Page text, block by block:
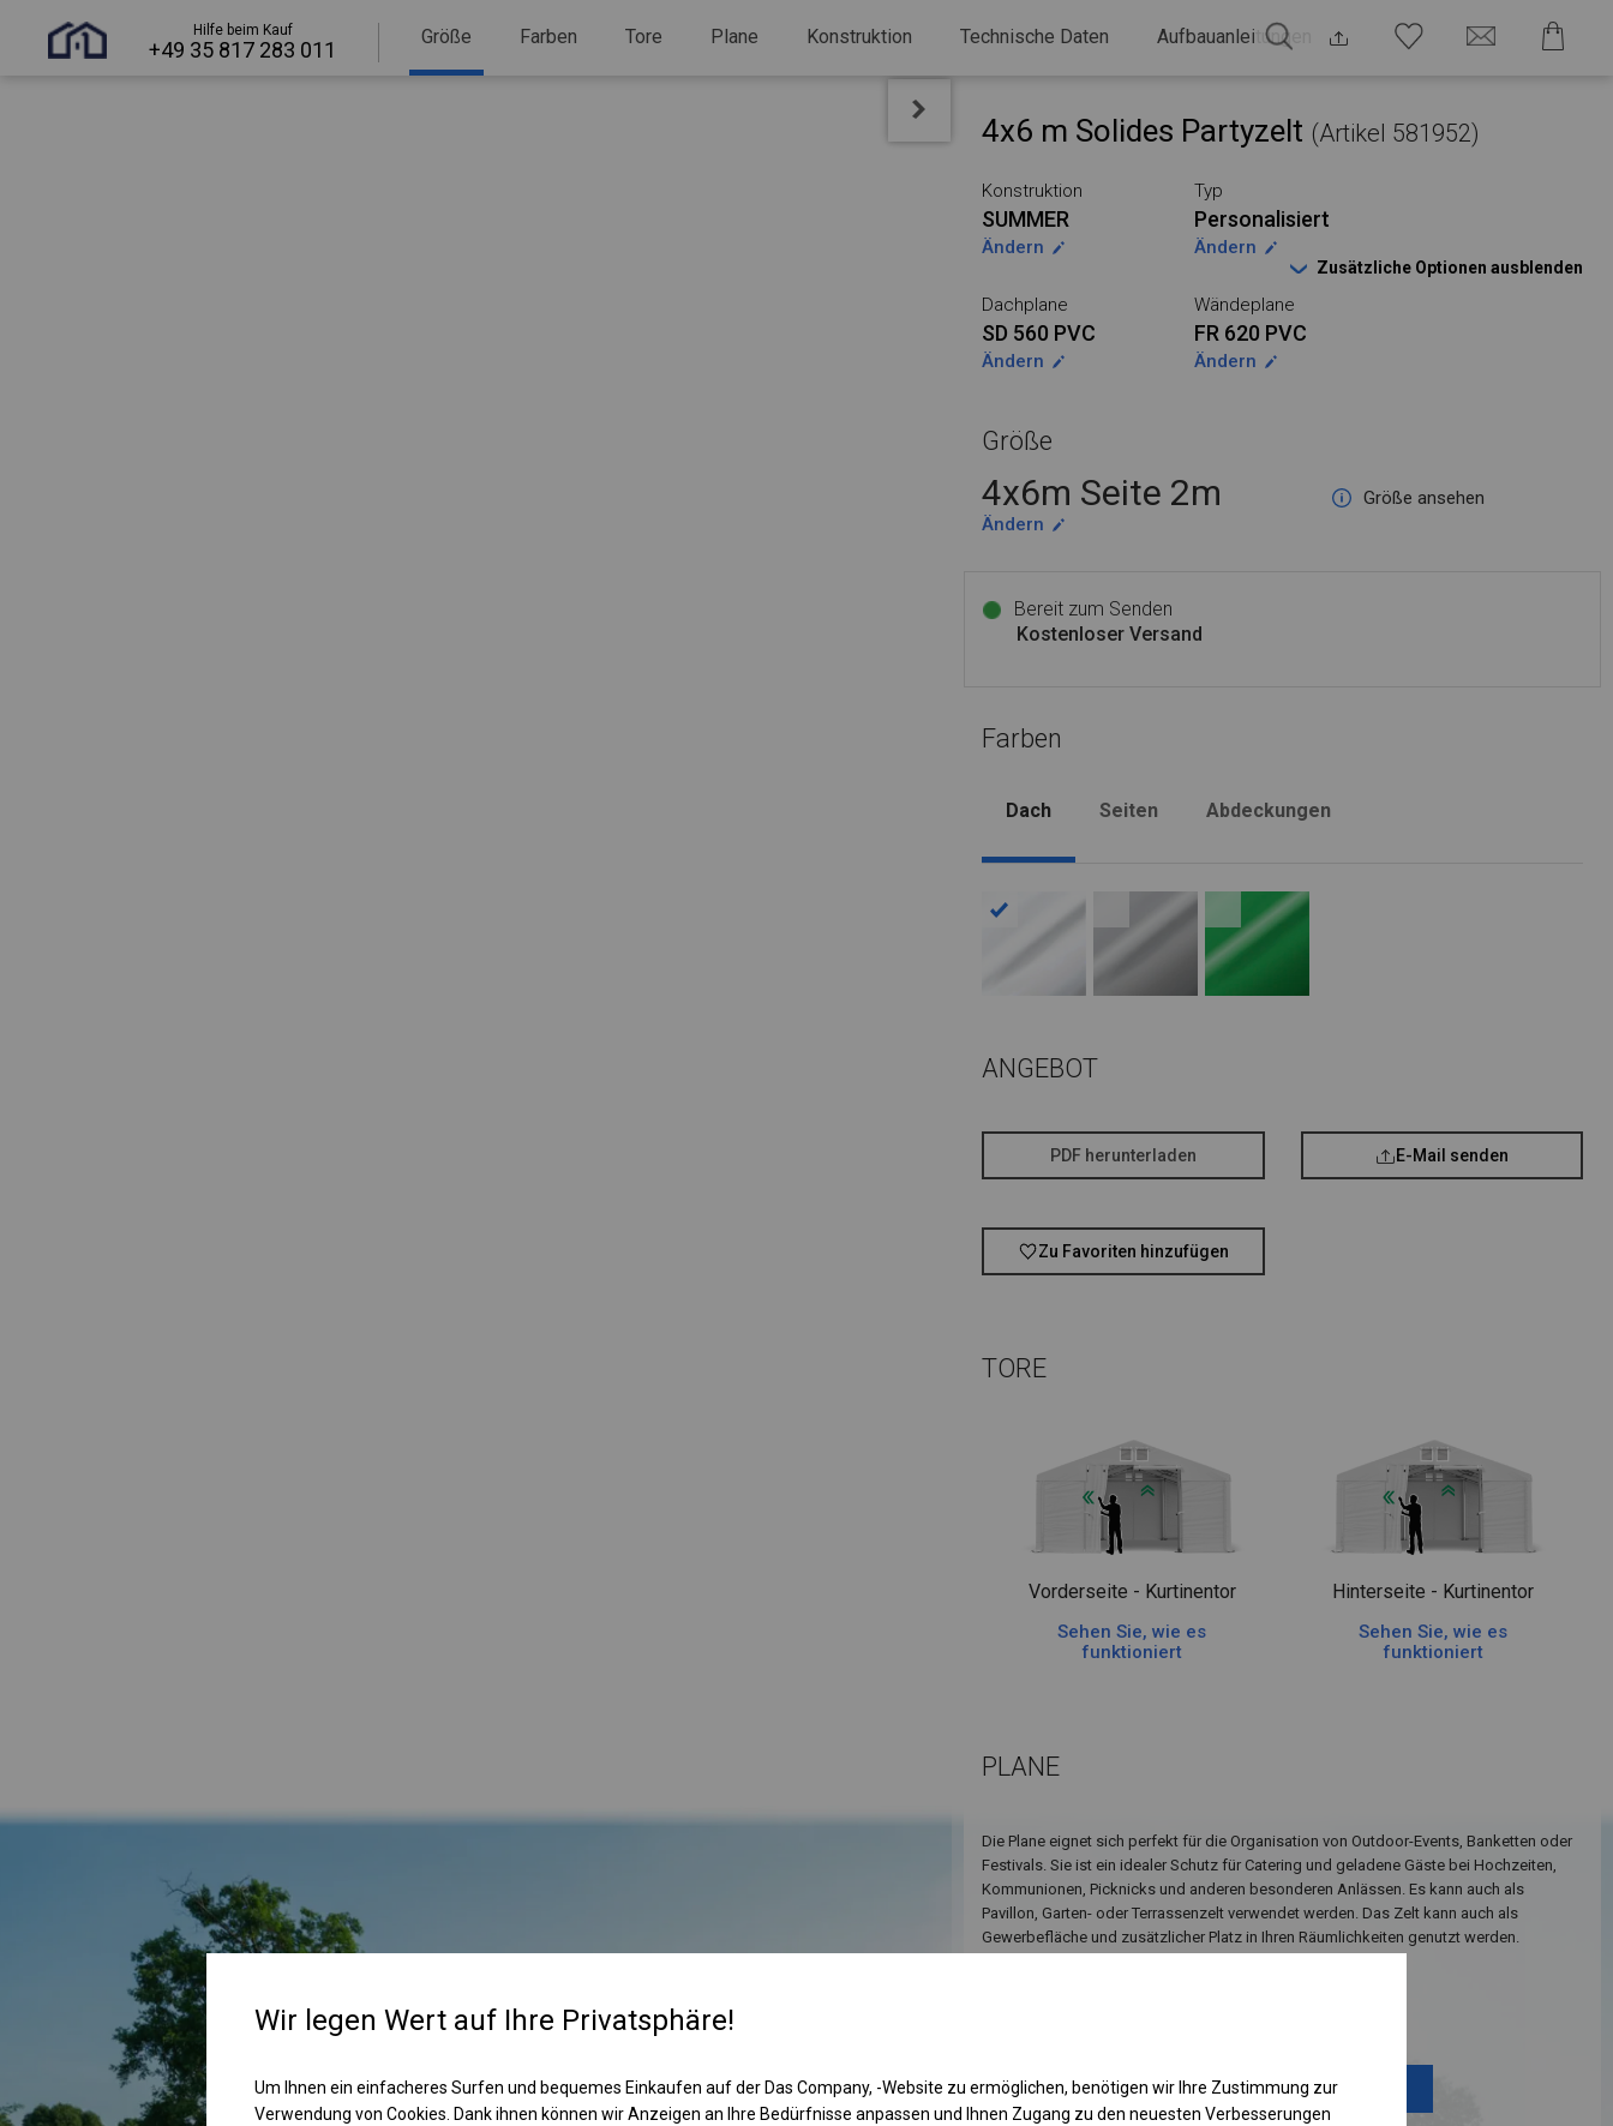
Hilfe beim Kauf
+49 35 817 283 011
Größe Farben Tore Plane Konstruktion Technische Daten Aufbauanleitungen
4x6 m Solides Partyzelt (Artikel 581952)
Konstruktion
SUMMER
Ändern
Typ
Personalisiert
Ändern
Zusätzliche Optionen ausblenden
Dachplane
SD 560 PVC
Ändern
Wändeplane
FR 620 PVC
Ändern
Größe
4x6m Seite 2m
Größe ansehen
Ändern
Bereit zum Senden
Kostenloser Versand
Farben
Dach Seiten Abdeckungen
ANGEBOT
PDF herunterladen E-Mail senden
Zu Favoriten hinzufügen
TORE
Vorderseite - Kurtinentor
Sehen Sie, wie es
funktioniert
Hinterseite - Kurtinentor
Sehen Sie, wie es
funktioniert
PLANE
Die Plane eignet sich perfekt für die Organisation von Outdoor-Events, Banketten oder
Festivals. Sie ist ein idealer Schutz für Catering und geladene Gäste bei Hochzeiten,
Kommunionen, Picknicks und anderen besonderen Anlässen. Es kann auch als
Pavillon, Garten- oder Terrassenzelt verwendet werden. Das Zelt kann auch als
Gewerbefläche und zusätzlicher Platz in Ihren Räumlichkeiten genutzt werden.
Plane ändern
Wir legen Wert auf Ihre Privatsphäre!
Um Ihnen ein einfacheres Surfen und bequemes Einkaufen auf der Das Company, -Website zu ermöglichen, benötigen wir Ihre Zustimmung zur
Verwendung von Cookies. Dank ihnen können wir Anzeigen an Ihre Bedürfnisse anpassen und Ihnen Zugang zu den neuesten Verbesserungen